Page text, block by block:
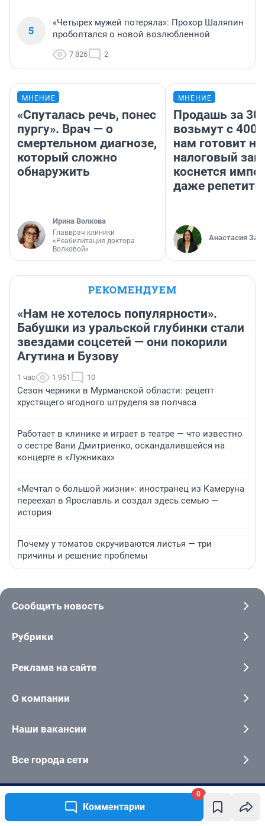
Комментарии
0
5
«Четырех мужей потеряла»: Прохор Шаляпин
проболтался о новой возлюбленной
7 826 2
МНЕНИЕ
«Спуталась речь, понес
пургу». Врач — о
смертельном диагнозе,
который сложно
обнаружить
Ирина Волкова
Главврач клиники
«Реабилитация доктора
Волковой»
МНЕНИЕ
Продашь за
возьмут с
нам готовит
налоговый
коснется
даже
Анастасия
РЕКОМЕНДУЕМ
«Нам не хотелось популярности».
Бабушки из уральской глубинки стали
звездами соцсетей — они покорили
Агутина и Бузову
1 час 1 951 10
Сезон черники в Мурманской области: рецепт
хрустящего ягодного штруделя за полчаса
Работает в клинике и играет в театре — что известно
о сестре Вани Дмитриенко, оскандалившейся на
концерте в «Лужниках»
«Мечтал о большой жизни»: иностранец из Камеруна
переехал в Ярославль и создал здесь семью —
история
Почему у томатов скручиваются листья — три
причины и решение проблемы
Сообщить новость
Рубрики
Реклама на сайте
О компании
Наши вакансии
Все города сети
Контактные данные для Роскомнадзора и государственных органов
Электронный адрес редакции:rednews@shkulev.ru